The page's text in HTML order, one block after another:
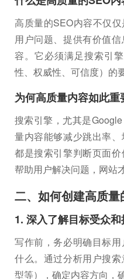
高质量的SEO内容不仅
用户问题、提供有价值
容。它必须满足搜索引
性、权威性、可信度）的
为何高质量内容如此重
搜索引擎，尤其是
量内容能够减少跳出率
都是搜索引擎判断页面
帮助用户解决问题，网站
二、如何创建高质
1. 深入了解目标受众
写作前，务必明确目标
什么。通过分析用户搜
型等），确定内容方向，